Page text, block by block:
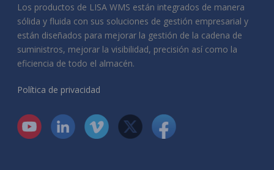
Los productos de LISA WMS están integrados de manera
sólida y fluida con sus soluciones de gestión empresarial y
están diseñados para mejorar la gestión de la cadena de
suministros, mejorar la visibilidad, precisión así como la
eficiencia de todo el almacén.
Política de privacidad